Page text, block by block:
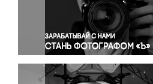
Политика
Правосудие
Происшествия и конфликты
Религия
Светская жизнь
Спорт